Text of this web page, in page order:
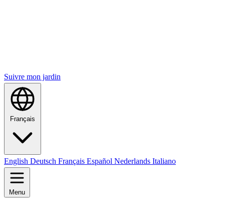
Suivre mon jardin
Français
English Deutsch Français Español Nederlands Italiano
Menu